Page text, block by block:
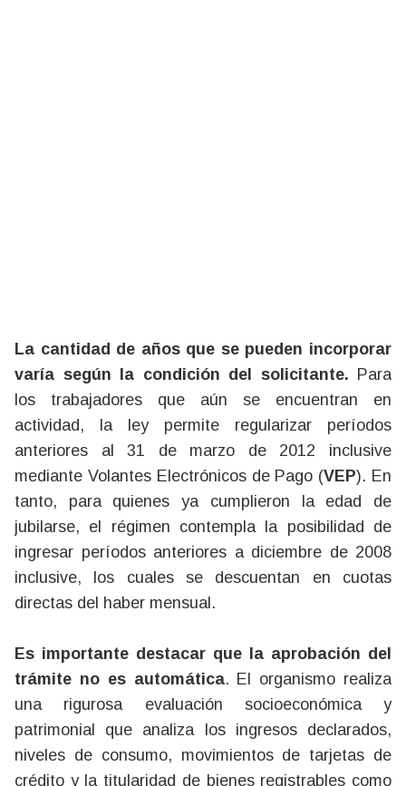
La cantidad de años que se pueden incorporar
varía según la condición del solicitante. Para
los trabajadores que aún se encuentran en
actividad, la ley permite regularizar períodos
anteriores al 31 de marzo de 2012 inclusive
mediante Volantes Electrónicos de Pago (VEP). En
tanto, para quienes ya cumplieron la edad de
jubilarse, el régimen contempla la posibilidad de
ingresar períodos anteriores a diciembre de 2008
inclusive, los cuales se descuentan en cuotas
directas del haber mensual.
Es importante destacar que la aprobación del
trámite no es automática. El organismo realiza
una rigurosa evaluación socioeconómica y
patrimonial que analiza los ingresos declarados,
niveles de consumo, movimientos de tarjetas de
crédito y la titularidad de bienes registrables como